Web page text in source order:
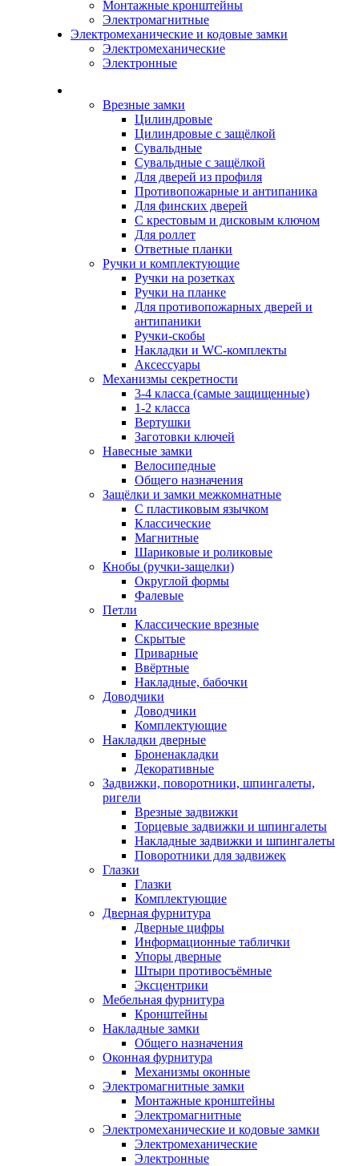
Монтажные кронштейны
Электромагнитные
Электромеханические и кодовые замки
Электромеханические
Электронные
Врезные замки
Цилиндровые
Цилиндровые с защёлкой
Сувальдные
Сувальдные с защёлкой
Для дверей из профиля
Противопожарные и антипаника
Для финских дверей
С крестовым и дисковым ключом
Для роллет
Ответные планки
Ручки и комплектующие
Ручки на розетках
Ручки на планке
Для противопожарных дверей и
антипаники
Ручки-скобы
Накладки и WC-комплекты
Аксессуары
Механизмы секретности
3-4 класса (самые защищенные)
1-2 класса
Вертушки
Заготовки ключей
Навесные замки
Велосипедные
Общего назначения
Защёлки и замки межкомнатные
С пластиковым язычком
Классические
Магнитные
Шариковые и роликовые
Кнобы (ручки-защелки)
Округлой формы
Фалевые
Петли
Классические врезные
Скрытые
Приварные
Ввёртные
Накладные, бабочки
Доводчики
Доводчики
Комплектующие
Накладки дверные
Броненакладки
Декоративные
Задвижки, поворотники, шпингалеты,
ригели
Врезные задвижки
Торцевые задвижки и шпингалеты
Накладные задвижки и шпингалеты
Поворотники для задвижек
Глазки
Глазки
Комплектующие
Дверная фурнитура
Дверные цифры
Информационные таблички
Упоры дверные
Штыри противосъёмные
Эксцентрики
Мебельная фурнитура
Кронштейны
Накладные замки
Общего назначения
Оконная фурнитура
Механизмы оконные
Электромагнитные замки
Монтажные кронштейны
Электромагнитные
Электромеханические и кодовые замки
Электромеханические
Электронные